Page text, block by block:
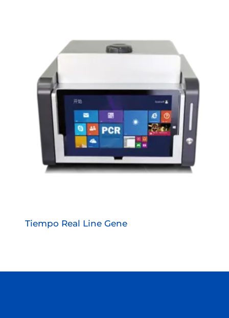
Tiempo Real Line Gene